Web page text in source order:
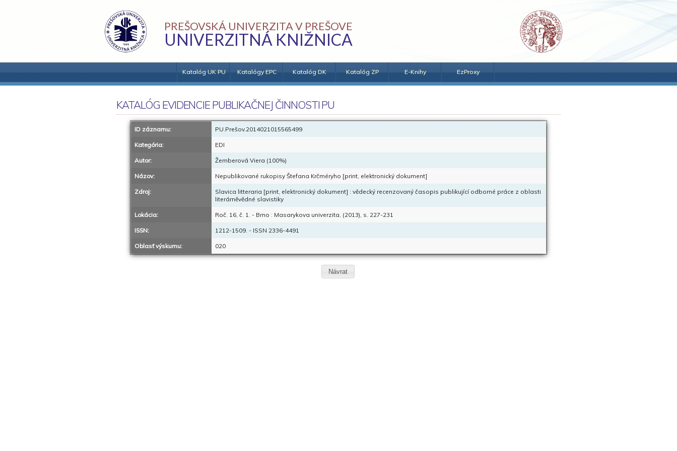
PREŠOVSKÁ UNIVERZITA V PREŠOVE
UNIVERZITNÁ KNIŽNICA
Katalóg UK PU Katalógy EPC Katalóg DK Katalóg ZP E-Knihy EzProxy
KATALÓG EVIDENCIE PUBLIKAČNEJ ČINNOSTI PU
ID záznamu: PU.Prešov.2014021015565499
Kategória: EDI
Autor: Žemberová Viera (100%)
Názov: Nepublikované rukopisy Štefana Krčméryho [print, elektronický dokument]
Zdroj:
Slavica litteraria [print, elektronický dokument] : vědecký recenzovaný časopis publikující odborné práce z oblasti
literárněvědné slavistiky
Lokácia: Roč. 16, č. 1. - Brno : Masarykova univerzita, (2013), s. 227-231
ISSN: 1212-1509. - ISSN 2336-4491
Oblasť výskumu: 020